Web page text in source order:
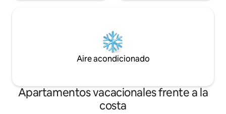
Aire acondicionado
Apartamentos vacacionales frente a la
costa